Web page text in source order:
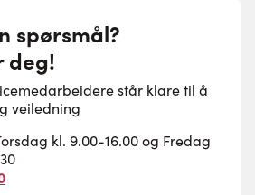
spørsmål?
deg!
står klare til å
veiledning
kl. 9.00-16.00 og Fredag